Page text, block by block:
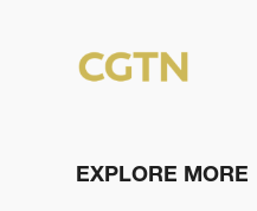
EXPLORE MORE